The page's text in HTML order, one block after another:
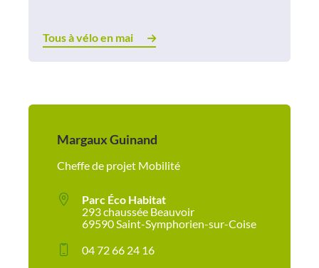
Tous à vélo en mai
Margaux Guinand
Cheffe de projet Mobilité
Parc Éco Habitat
293 chaussée Beauvoir
69590 Saint-Symphorien-sur-Coise
04 72 66 24 16